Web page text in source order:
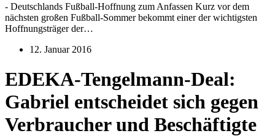
- Deutschlands Fußball-Hoffnung zum Anfassen Kurz vor dem
nächsten großen Fußball-Sommer bekommt einer der wichtigsten
Hoffnungsträger der…
12. Januar 2016
EDEKA-Tengelmann-Deal:
Gabriel entscheidet sich gegen
Verbraucher und Beschäftigte